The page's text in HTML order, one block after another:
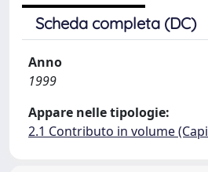
Scheda completa (DC)
Anno
1999
Appare nelle tipologie:
2.1 Contributo in volume